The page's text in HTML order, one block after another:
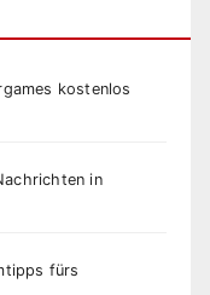
kostenlos
in
fürs